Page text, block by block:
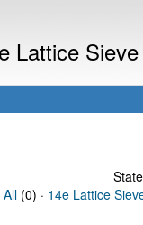
Lattice
All (0) · 14e Lattice